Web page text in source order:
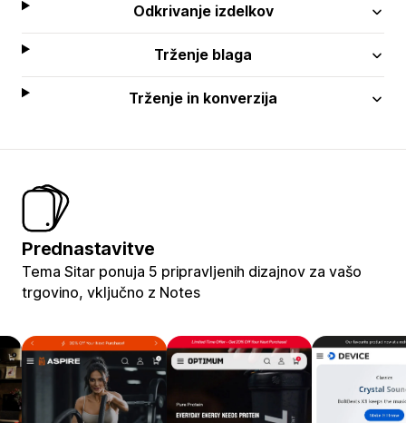
Odkrivanje izdelkov
Trženje blaga
Trženje in konverzija
Prednastavitve
Tema Sitar ponuja 5 pripravljenih dizajnov za vašo
trgovino, vključno z Notes